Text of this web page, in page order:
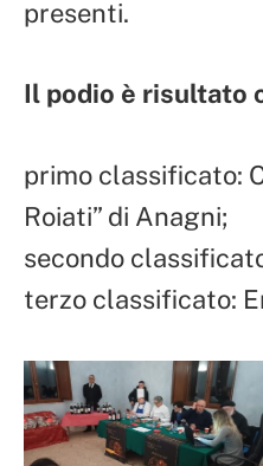
presenti.
Il podio è risultato
primo classificato:
Roiati” di Anagni;
secondo
terzo classificato: